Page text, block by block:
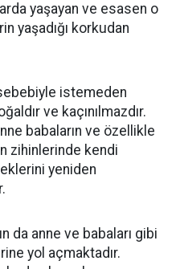
yaşayan ve esasen o
yaşadığı korkudan
istemeden
ve kaçınılmazdır.
babaların ve özellikle
zihinlerinde kendi
yeniden
da anne ve babaları gibi
yol açmaktadır.